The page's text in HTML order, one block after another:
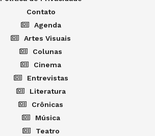
Contato
Agenda
Artes Visuais
Colunas
Cinema
Entrevistas
Literatura
Crônicas
Música
Teatro